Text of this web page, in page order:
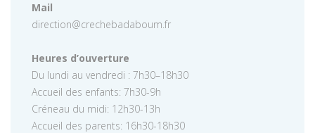
Mail
direction@crechebadaboum.fr
Heures d’ouverture
Du lundi au vendredi : 7h30–18h30
Accueil des enfants: 7h30-9h
Créneau du midi: 12h30-13h
Accueil des parents: 16h30-18h30